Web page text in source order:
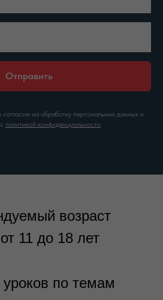
Отправить
на обработку персональных данных и
политикой конфиденциальности
уроков по темам
возраст
11 до 18 лет